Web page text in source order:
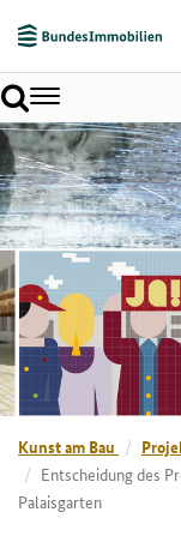
Toggle
navigation
Kunst am Bau
Entscheidung des
Palaisgarten